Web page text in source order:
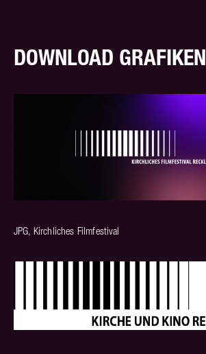
DOWNLOAD GRAFIKEN
JPG, Kirchliches Filmfestival